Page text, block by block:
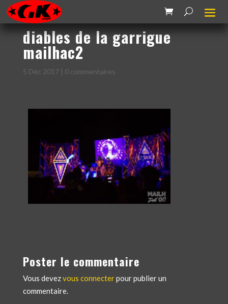
diables de la garrigue
mailhac2
5 Déc 2017| 0 commentaires
Poster le commentaire
Vous devezvous connecterpour publier un
commentaire.